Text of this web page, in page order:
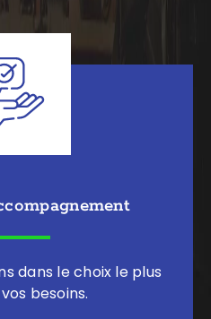
dans le choix le plus
besoins.